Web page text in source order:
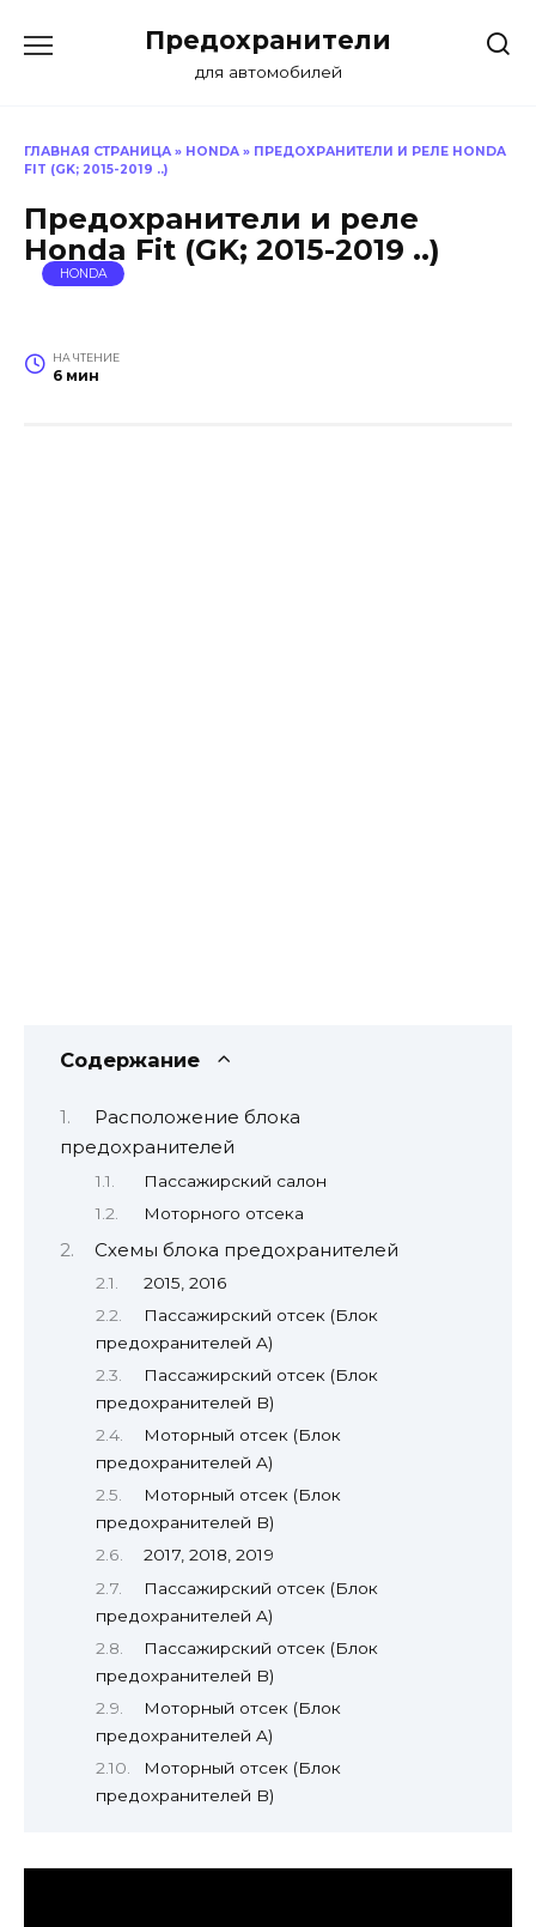
Предохранители
для автомобилей
ГЛАВНАЯ СТРАНИЦА » HONDA » ПРЕДОХРАНИТЕЛИ И РЕЛЕ HONDA
FIT (GK; 2015-2019 ..)
Предохранители и реле
Honda Fit (GK; 2015-2019 ..)
HONDA
НА ЧТЕНИЕ
6 мин
Содержание
Расположение блока
предохранителей
Пассажирский салон
Моторного отсека
Схемы блока предохранителей
2015, 2016
Пассажирский отсек (Блок
предохранителей A)
Пассажирский отсек (Блок
предохранителей B)
Моторный отсек (Блок
предохранителей A)
Моторный отсек (Блок
предохранителей B)
2017, 2018, 2019
Пассажирский отсек (Блок
предохранителей A)
Пассажирский отсек (Блок
предохранителей B)
Моторный отсек (Блок
предохранителей A)
Моторный отсек (Блок
предохранителей B)